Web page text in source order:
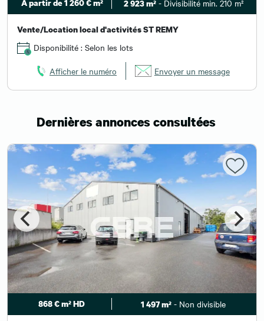
A partir de 1 260 € m² 2 923 m²- Divisibilité min. 210 m²
Vente/Location local d'activités ST REMY
Disponibilité : Selon les lots
Afficher le numéro Envoyer un message
Dernières annonces consultées
868 € m² HD 1 497 m²- Non divisible